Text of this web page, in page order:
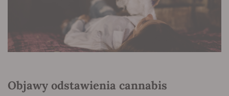
Objawy odstawienia cannabis